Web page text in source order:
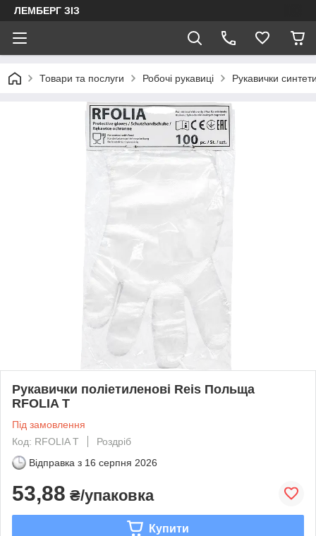
ЛЕМБЕРГ ЗІЗ
Товари та послуги Робочі рукавиці Рукавички
Рукавички поліетиленові Reis Польща
RFOLIA T
Під замовлення
Код: RFOLIA T
Роздріб
Відправка з 16 серпня 2026
53,88 ₴/упаковка
Купити